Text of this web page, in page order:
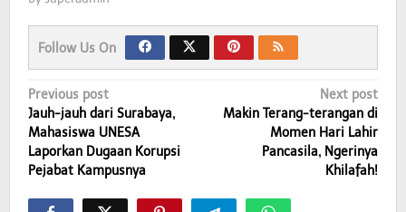
Follow Us On
Post
navigation
Previous post
Jauh-jauh dari Surabaya,
Mahasiswa UNESA
Laporkan Dugaan Korupsi
Pejabat Kampusnya
Next post
Makin Terang-terangan di
Momen Hari Lahir
Pancasila, Ngerinya
Khilafah!